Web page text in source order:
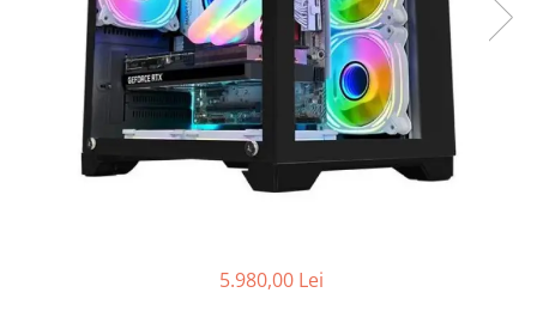
Genti Laptop
Incarcatoare laptop
Incarcatoare laptop refurbished
Standuri și Coolere Laptop
Alte accesorii
Card reader
Surse PC
Placi de baza
Ventilatoare carcasa
Componente Renew/Refurbished
5.980,00 Lei